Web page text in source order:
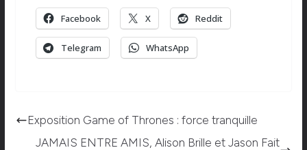
Facebook X Reddit
Telegram WhatsApp
Exposition Game of Thrones : force tranquille
JAMAIS ENTRE AMIS, Alison Brille et Jason Fait